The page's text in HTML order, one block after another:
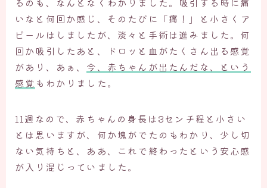
いなと何回か感じ、そのたびに「痛！」と小さくア
ピールはしましたが、淡々と手術は進みました。何
回か吸引したあと、ドロッと血がたくさん出る感覚
があり、あぁ、 今、赤ちゃんが出たんだな、という
感覚 もわかりました。
11週なので、赤ちゃんの身長は3センチ程と小さい
とは思いますが、何か塊がでたのもわかり、少し切
ない気持ちと、ああ、これで終わったという安心感
が入り混じっていました。